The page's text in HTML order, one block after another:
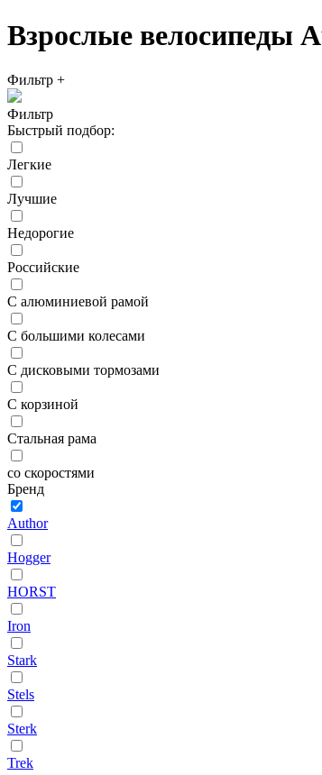
Взрослые велосипеды
Фильтр +
Фильтр
Быстрый подбор:
Легкие
Лучшие
Недорогие
Российские
С алюминиевой рамой
С большими колесами
С дисковыми тормозами
С корзиной
Стальная рама
со скоростями
Бренд
Author
Hogger
HORST
Iron
Stark
Stels
Sterk
Trek